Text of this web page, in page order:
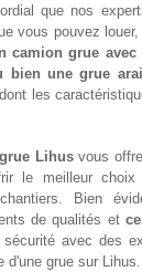
que nos
vous pouvez
camion grue
bien une grue
les
Lihusvous
le meilleur choix
Bien
de qualités et
avec des
d'une grue sur Lihus.